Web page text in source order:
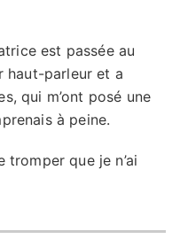
est passée au
haut-parleur et a
qui m’ont posé une
à peine.
tromper que je n’ai